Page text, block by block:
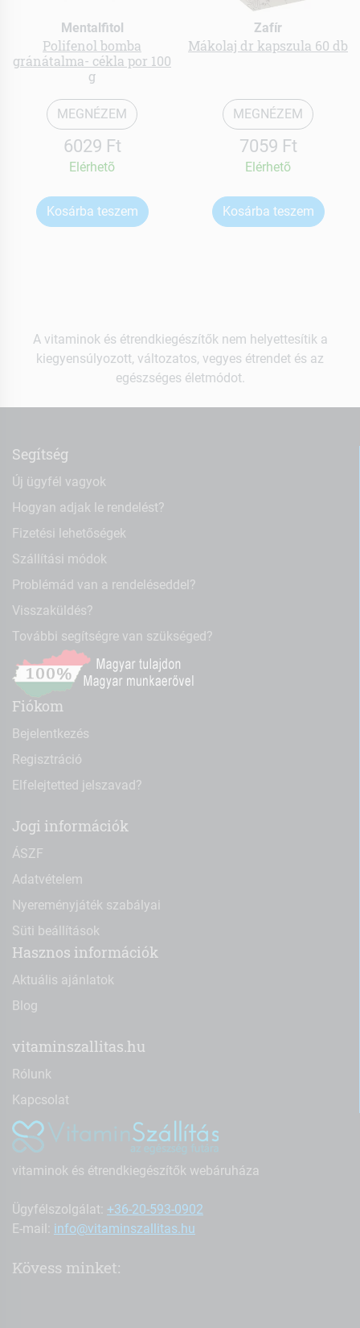
Mentalfitol
Polifenol bomba
gránátalma- cékla por 100
g
MEGNÉZEM
6029 Ft
Elérhetõ
Kosárba teszem
Zafír
Mákolaj dr kapszula 60 db
MEGNÉZEM
7059 Ft
Elérhetõ
Kosárba teszem
A vitaminok és étrendkiegészítők nem helyettesítik a
kiegyensúlyozott, változatos, vegyes étrendet és az
egészséges életmódot.
Segítség
Új ügyfél vagyok
Hogyan adjak le rendelést?
Fizetési lehetőségek
Szállítási módok
Problémád van a rendeléseddel?
Visszaküldés?
További segítségre van szükséged?
Fiókom
Bejelentkezés
Regisztráció
Elfelejtetted jelszavad?
Jogi információk
ÁSZF
Adatvételem
Nyereményjáték szabályai
Süti beállítások
Hasznos információk
Aktuális ajánlatok
Blog
vitaminszallitas.hu
Rólunk
Kapcsolat
vitaminok és étrendkiegészítők webáruháza
Ügyfélszolgálat: +36-20-593-0902
E-mail: info@vitaminszallitas.hu
Kövess minket: